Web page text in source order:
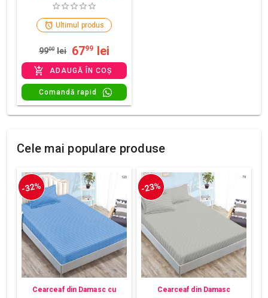
Ultimul produs
9900 lei 6799 lei
ADAUGĂ ÎN COȘ
Comandă rapid
Cele mai populare produse
-32%
Cearceaf din Damasc cu
-23%
Cearceaf din Damasc